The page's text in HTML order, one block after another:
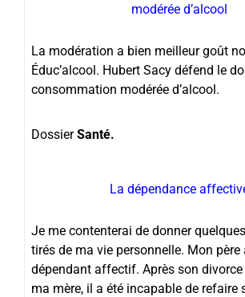
modérée d’alcool
La modération a bien meilleur goût
Éduc’alcool. Hubert Sacy défend le
consommation modérée d’alcool.
DossierSanté.
La dépendance
Je me contenterai de donner
tirés de ma vie personnelle. Mon père
dépendant affectif. Après son
ma mère, il a été incapable de refaire